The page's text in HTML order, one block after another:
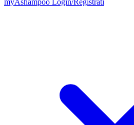
myAshampoo Login/Registrati